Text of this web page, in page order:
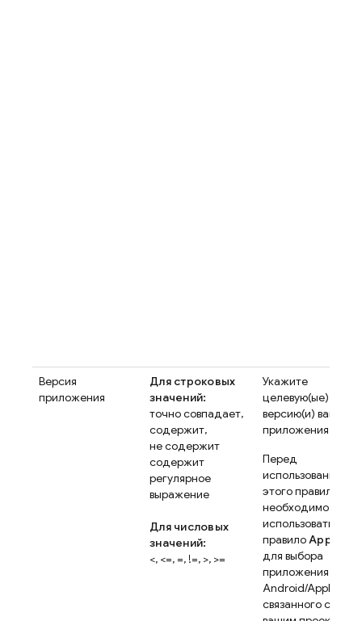
Версия
приложения
Для строковых
значений:
точно совпадает,
содержит,
не содержит
содержит
регулярное
выражение
Для числовых
значений:
<, <=, =, !=, >, >=
Укажите
целевую(ые)
версию(и) вашего
приложения.
Перед
использованием
этого правила
необходимо
использовать
правилоApp ID
для выбора
приложения
Android/Apple,
связанного с